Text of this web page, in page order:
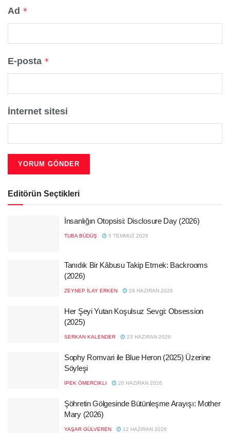
Ad *
E-posta *
İnternet sitesi
Editörün Seçtikleri
İnsanlığın Otopsisi: Disclosure Day (2026)
TUBA BÜDÜŞ 5 TEMMUZ 2026
Tanıdık Bir Kâbusu Takip Etmek: Backrooms
(2026)
ZEYNEP İLAY ERKEN 29 HAZIRAN 2026
Her Şeyi Yutan Koşulsuz Sevgi: Obsession
(2025)
SERKAN KALENDER 23 HAZIRAN 2026
Sophy Romvari ile Blue Heron (2025) Üzerine
Söyleşi
İPEK ÖMERCIKLI 20 HAZIRAN 2026
Şöhretin Gölgesinde Bütünleşme Arayışı: Mother
Mary (2026)
YAŞAR GÜLVEREN 12 HAZIRAN 2026